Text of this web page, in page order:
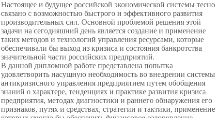
Настоящее и будущее российской экономической системы тесно
связано с возможностью быстрого и эффективного развития
производительных сил. Основной проблемой решения этой
задачи на сегодняшний день является создание и применение
таких методов и технологий управления ресурсами, которые
обеспечивали бы выход из кризиса и состояния банкротства
значительной части российских предприятий.
В данной дипломной работе представлена попытка
удовлетворить насущную необходимость во внедрении системы
антикризисного управления предприятием путем обобщения
знаний о характере, тенденциях и практике развития кризиса
предприятия, методах диагностики и раннего обнаружения его
признаков, путях и средствах, стратегии и тактики, применение